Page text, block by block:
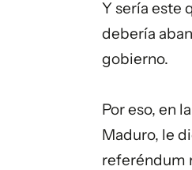
Y sería este
debería
gobierno.
Por eso, en
Maduro, le
referéndum